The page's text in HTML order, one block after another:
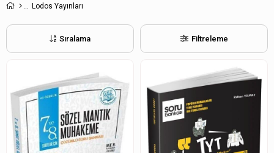
Lodos Yayınları
Filtreleme
Sıralama